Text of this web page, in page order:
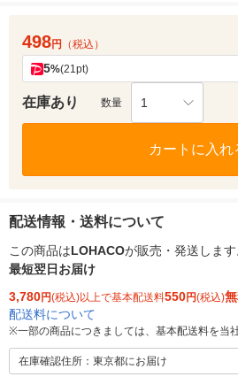
498円 （税込）
5%(21pt)
在庫あり 数量 1
カートに入れ
配送情報・送料について
この商品はLOHACOが販売・発送します
最短翌日お届け
3,780円(税込)以上で基本配送料550円(税込)
配送料について
※一部の商品につきましては、基本配送料を当
在庫確認住所：東京都にお届け